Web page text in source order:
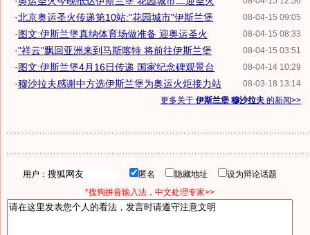
08-04-15 09:05
·北京奥运圣火传递第10站:"花园城市"伊斯兰堡
08-04-15 08:33
·图文:伊斯兰堡真纳体育场做准备 迎奥运圣火
08-04-15 03:51
·"祥云"飘回亚洲来到马斯喀特 将前往伊斯兰堡
08-04-14 10:29
·图文:伊斯兰堡4月16日传递 国家纪念碑观景台
08-03-18 13:14
·穆沙拉夫感谢中方选伊斯兰堡为奥运火炬接力站
更多关于 伊斯兰堡 穆沙拉夫 的新闻>>
用户： 匿名 隐藏地址
设为辩论话题
*搜狗拼音输入法，中文处理专家>>